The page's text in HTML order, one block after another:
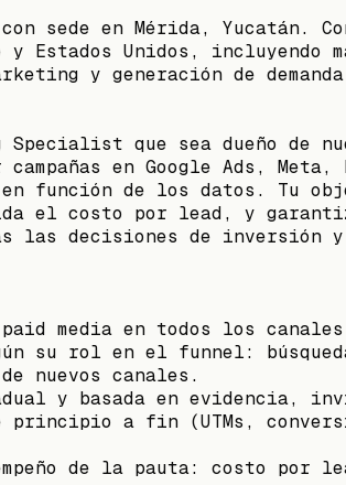
con sede en Mérida,
Estados Unidos, incluyendo
y generación de
Specialist que sea dueño
en Google Ads,
función de los datos. Tu
el costo por lead, y
decisiones de inversión y
media en todos los
su rol en el funnel:
nuevos canales.
y basada en evidencia,
a fin (UTMs,
de la pauta: costo